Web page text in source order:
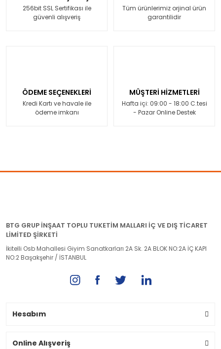
256bit SSL Sertifikası ile
güvenli alışveriş
Tüm ürünlerimiz orjinal ürün
garantilidir
ÖDEME SEÇENEKLERİ
Kredi Kartı ve havale ile
ödeme imkanı
MÜŞTERİ HİZMETLERİ
Hafta içi: 09:00 - 18:00 C.tesi
- Pazar Online Destek
BTG GRUP İNŞAAT TOPLU TUKETİM MALLARI İÇ VE DIŞ TİCARET
LİMİTED ŞİRKETİ
İkitelli Osb Mahallesi Giyim Sanatkarları 2A Sk. 2A BLOK NO:2A İÇ KAPI
NO:2 Başakşehir / İSTANBUL
Hesabım
Online Alışveriş